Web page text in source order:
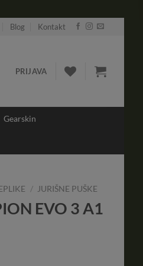
Blog Kontakt
PRIJAVA
Gearskin
/ JURIŠNE PUŠKE
EVO 3 A1